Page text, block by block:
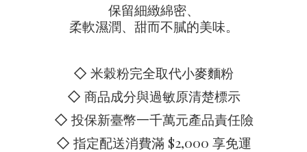
保留細緻綿密、
柔軟濕潤、甜而不膩的美味。
◇ 米穀粉完全取代小麥麵粉
◇ 商品成分與過敏原清楚標示
◇ 投保新臺幣一千萬元產品責任險
◇ 指定配送消費滿 $2,000 享免運